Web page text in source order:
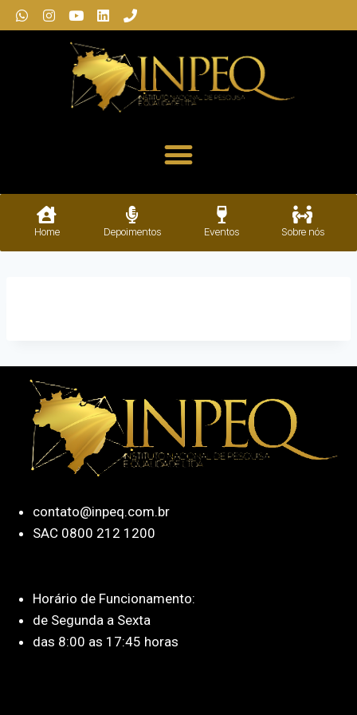
Home Depoimentos Eventos Sobre nós
contato@inpeq.com.br
SAC 0800 212 1200
Horário de Funcionamento:
de Segunda a Sexta
das 8:00 as 17:45 horas